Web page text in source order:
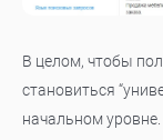
В целом, чтобы
становиться
начальном уровне.